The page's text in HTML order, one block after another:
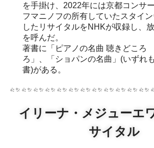
を手掛け、2022年には京都コンサ
フマニノフの所有していたスタイ
したリサイタルをNHKが収録し、
を呼んだ。
著書に「ピアノの名曲 聴きどころ
ろ」、「ショパンの名曲」(いずれ
書)がある。
イリーナ・メジューエ
サイタル